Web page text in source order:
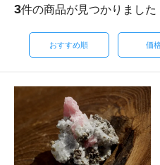
3件の商品が見つかりました
おすすめ順 価